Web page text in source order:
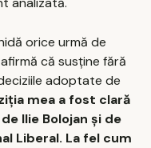
orice urmă de
că susține fără
adoptate de
mea a fost clară
Ilie Bolojan și de
Liberal. La fel cum